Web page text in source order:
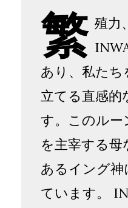
繁 殖力
あり、私たち
立てる直感
す。このルー
を主宰する
あるイング
ています。